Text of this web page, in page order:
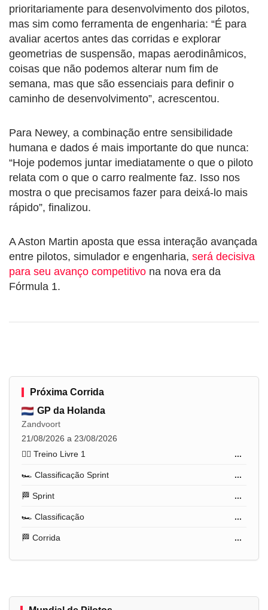
prioritariamente para desenvolvimento dos pilotos,
mas sim como ferramenta de engenharia: “É para
avaliar acertos antes das corridas e explorar
geometrias de suspensão, mapas aerodinâmicos,
coisas que não podemos alterar num fim de
semana, mas que são essenciais para definir o
caminho de desenvolvimento”, acrescentou.
Para Newey, a combinação entre sensibilidade
humana e dados é mais importante do que nunca:
“Hoje podemos juntar imediatamente o que o piloto
relata com o que o carro realmente faz. Isso nos
mostra o que precisamos fazer para deixá-lo mais
rápido”, finalizou.
A Aston Martin aposta que essa interação avançada
entre pilotos, simulador e engenharia, será decisiva
para seu avanço competitivo na nova era da
Fórmula 1.
Próxima Corrida
GP da Holanda
Zandvoort
21/08/2026 a 23/08/2026
🏋️‍♂️ Treino Livre 1
...
🏎️ Classificação Sprint ...
🏁 Sprint ...
🏎️ Classificação ...
🏁 Corrida ...